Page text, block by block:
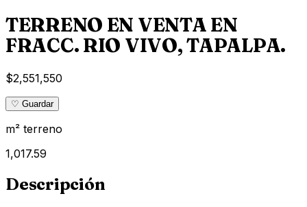
TERRENO EN VENTA EN
FRACC. RIO VIVO, TAPALPA.
$2,551,550
♡ Guardar
m² terreno
1,017.59
Descripción